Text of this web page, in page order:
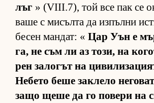
лъг » (VIII.7), той все пак се
ваше с ми­сълта да из­пълни
бе­сен ман­дат: « Цар Уън е
га, не съм ли аз то­зи, на
рен за­ло­гът на
Не­бето беше зак­лело
защо щеше да го по­вери на